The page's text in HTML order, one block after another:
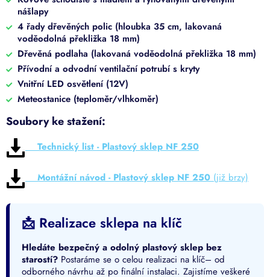
nášlapy
4 řady dřevěných polic (hloubka 35 cm, lakovaná
voděodolná překližka 18 mm)
Dřevěná podlaha (lakovaná voděodolná překližka 18 mm)
Přívodní a odvodní ventilační potrubí s kryty
Vnitřní LED osvětlení (12V)
Meteostanice (teploměr/vlhkoměr)
Soubory ke stažení:
Technický list - Plastový sklep NF 250
Montážní návod - Plastový sklep NF 250 (již brzy)
📩 Realizace sklepa na klíč
Hledáte bezpečný a odolný plastový sklep bez
starostí? Postaráme se o celou realizaci na klíč– od
odborného návrhu až po finální instalaci. Zajistíme veškeré